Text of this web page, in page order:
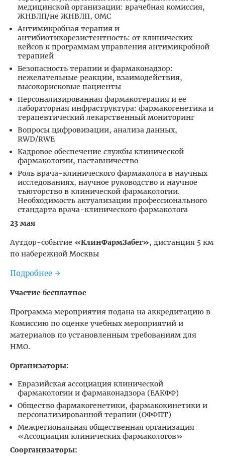
медицинской организации: врачебная комиссия,
ЖНВЛП/не ЖНВЛП, ОМС
Антимикробная терапия и
антибиотикорезистентность: от клинических
кейсов к программам управления антимикробной
терапией
Безопасность терапии и фармаконадзор:
нежелательные реакции, взаимодействия,
высокорисковые пациенты
Персонализированная фармакотерапия и ее
лабораторная инфраструктура: фармакогенетика и
терапевтический лекарственный мониторинг
Вопросы цифровизации, анализа данных,
RWD/RWE
Кадровое обеспечение службы клинической
фармакологии, наставничество
Роль врача-клинического фармаколога в научных
исследованиях, научное руководство и научное
тьюторство в клинической фармакологии.
Необходимость актуализации профессионального
стандарта врача-клинического фармаколога
23 мая
Аутдор-событие «КлинФармЗабег», дистанция 5 км
по набережной Москвы
Подробнее →
Участие бесплатное
Программа мероприятия подана на аккредитацию в
Комиссию по оценке учебных мероприятий и
материалов по установленным требованиям для
НМО.
Организаторы:
Евразийская ассоциация клинической
фармакологии и фармаконадзора (ЕАКФФ)
Общество фармакогенетики, фармакокинетики и
персонализированной терапии (ОФФПТ)
Межрегиональная общественная организация
«Ассоциация клинических фармакологов»
Соорганизаторы: